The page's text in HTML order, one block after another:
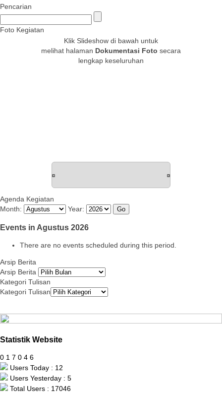
Pencarian
Foto Kegiatan
Klik Slideshow di bawah untuk
melihat halaman Dokumentasi Foto secara
lengkap keseluruhan
Agenda Kegiatan
Month:
Year:
Events in Agustus 2026
There are no events scheduled during this period.
Arsip Berita
Arsip Berita
Kategori Tulisan
Kategori Tulisan
Statistik Website
0 1 7 0 4 6
Users Today : 12
Users Yesterday : 5
Total Users : 17046